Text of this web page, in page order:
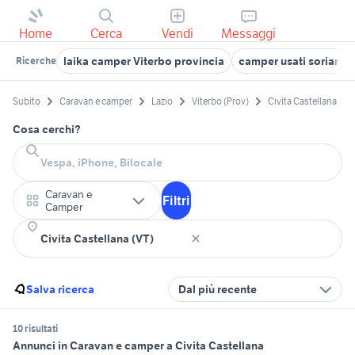
Home Cerca Vendi Messaggi
Ricerche laika camper Viterbo provincia camper usati soriano
Subito Caravan e camper Lazio Viterbo (Prov) Civita Castellana
Cosa cerchi?
Caravan e
Camper
Filtri
Salva ricerca Dal più recente
10 risultati
Annunci in Caravan e camper a Civita Castellana